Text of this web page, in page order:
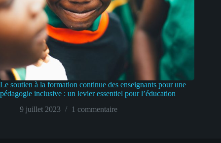
Le soutien à la formation continue des enseignants pour une
pédagogie inclusive : un levier essentiel pour l’éducation
9 juillet 2023
1 commentaire